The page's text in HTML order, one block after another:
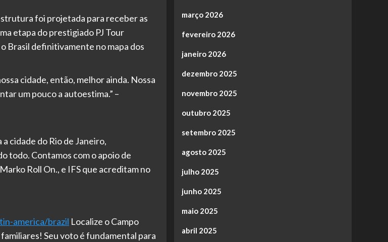
foi projetada para receber as
etapa do prestigiado PJ Tour
Brasil definitivamente no mapa dos
cidade, então, melhor ainda. Nossa
um pouco a autoestima.” –
cidade do Rio de Janeiro,
todo. Contamos com o apoio de
Roll On., e IFS que acreditam no
america/brazil Localize o Campo
Seu voto é fundamental para
março 2026
fevereiro 2026
janeiro 2026
dezembro 2025
novembro 2025
outubro 2025
setembro 2025
agosto 2025
julho 2025
junho 2025
maio 2025
abril 2025